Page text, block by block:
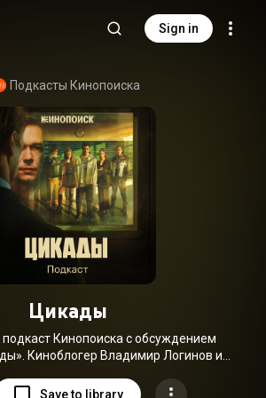
Sign in
Подкасты Кинопоиска
Цикады
Кинопоиска с обсуждением
Киноблогер Владимир Логинов и
от новых серий и рассказывают о
Save to library